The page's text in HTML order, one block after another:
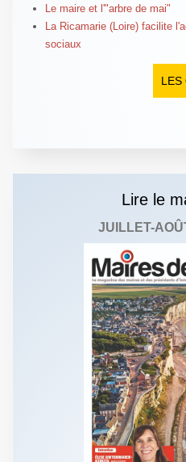
Le maire et l'"arbre de mai"
La Ricamarie (Loire) facilite
sociaux
LES
Lire le
JUILLET-